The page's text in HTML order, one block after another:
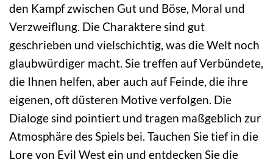
den Kampf zwischen Gut und Böse, Moral und
Verzweiflung. Die Charaktere sind gut
geschrieben und vielschichtig, was die Welt noch
glaubwürdiger macht. Sie treffen auf Verbündete,
die Ihnen helfen, aber auch auf Feinde, die ihre
eigenen, oft düsteren Motive verfolgen. Die
Dialoge sind pointiert und tragen maßgeblich zur
Atmosphäre des Spiels bei. Tauchen Sie tief in die
Lore von Evil West ein und entdecken Sie die